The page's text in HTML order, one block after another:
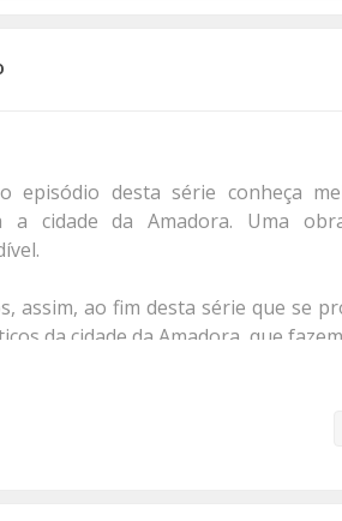
episódio desta série conheça
a cidade da Amadora. Uma
assim, ao fim desta série que se
da cidade da Amadora, que
adoptada pelo Parlamento